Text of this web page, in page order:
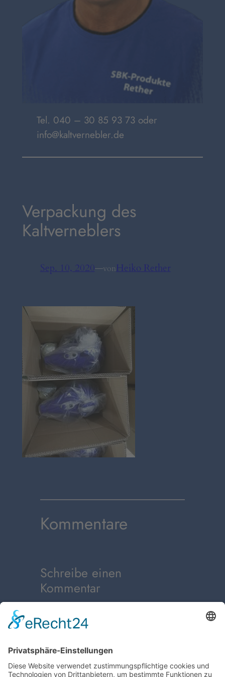
Tel. 040 – 30 85 93 73 oder
info@kaltvernebler.de
Verpackung des
Kaltverneblers
Sep. 10, 2020—vonHeiko Rether
Kommentare
Schreibe einen
Kommentar
einen Kommentar abzugeben.
← Vorheriger:Verpackung des